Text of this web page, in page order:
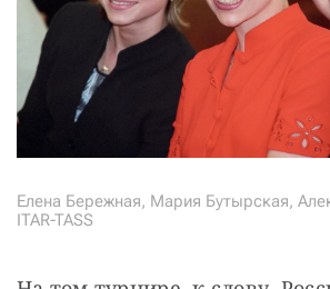
Елена Бережная, Мария Бутырская,
ITAR-TASS